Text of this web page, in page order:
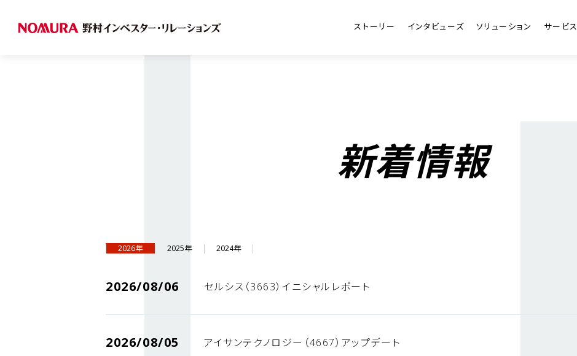
ストーリー インタビューズ ソリューション サービス
新着情報
2026年 2025年 2024年
2026/08/06 セルシス（3663）イニシャルレポート
2026/08/05 アイサンテクノロジー（4667）アップデート